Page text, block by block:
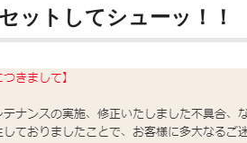
ットしてシューッ！！